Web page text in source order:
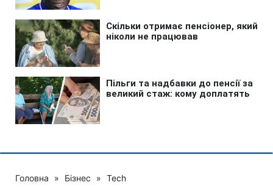
Головна » Бізнес » Tech